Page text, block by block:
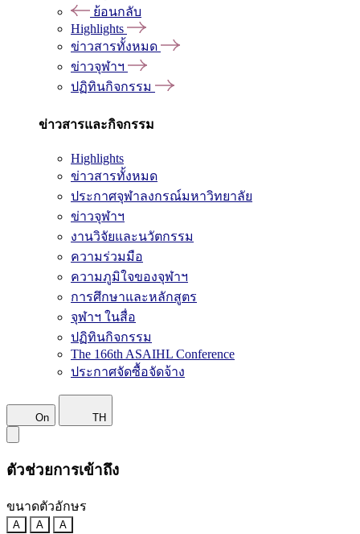
ย้อนกลับ
Highlights
ข่าวสารทั้งหมด
ข่าวจุฬาฯ
ปฏิทินกิจกรรม
ข่าวสารและกิจกรรม
Highlights
ข่าวสารทั้งหมด
ประกาศจุฬาลงกรณ์มหาวิทยาลัย
ข่าวจุฬาฯ
งานวิจัยและนวัตกรรม
ความร่วมมือ
ความภูมิใจของจุฬาฯ
การศึกษาและหลักสูตร
จุฬาฯ ในสื่อ
ปฏิทินกิจกรรม
The 166th ASAIHL Conference
ประกาศจัดซื้อจัดจ้าง
On TH
ตัวช่วยการเข้าถึง
ขนาดตัวอักษร
A A A